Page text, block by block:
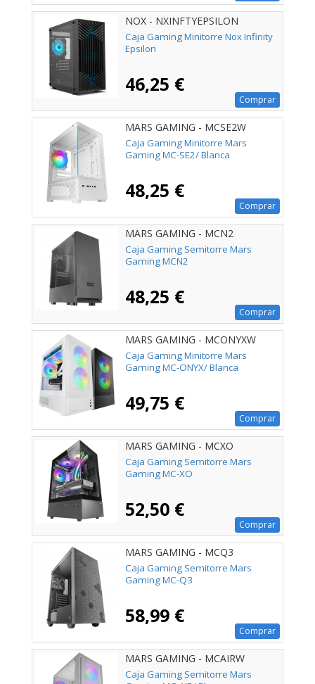
NOX - NXINFTYEPSILON
Caja Gaming Minitorre Nox Infinity
Epsilon
46,25 €
Comprar
MARS GAMING - MCSE2W
Caja Gaming Minitorre Mars
Gaming MC-SE2/ Blanca
48,25 €
Comprar
MARS GAMING - MCN2
Caja Gaming Semitorre Mars
Gaming MCN2
48,25 €
Comprar
MARS GAMING - MCONYXW
Caja Gaming Minitorre Mars
Gaming MC-ONYX/ Blanca
49,75 €
Comprar
MARS GAMING - MCXO
Caja Gaming Semitorre Mars
Gaming MC-XO
52,50 €
Comprar
MARS GAMING - MCQ3
Caja Gaming Semitorre Mars
Gaming MC-Q3
58,99 €
Comprar
MARS GAMING - MCAIRW
Caja Gaming Semitorre Mars